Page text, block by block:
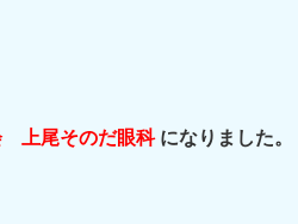
上尾そのだ眼科 になりました。